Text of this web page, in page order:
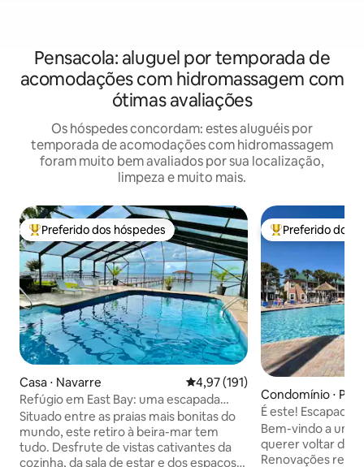
Pensacola: aluguel por temporada de
acomodações com hidromassagem com
ótimas avaliações
Os hóspedes concordam: estes aluguéis por
temporada de acomodações com hidromassagem
foram muito bem avaliados por sua localização,
limpeza e muito mais.
Entre os melhores preferidos dos hóspedes
Preferido dos hóspedes
Casa ⋅ Navarre 4,97 de uma avaliação média de
4,97 (191)
Refúgio em East Bay: uma escapada
privativa à beira-mar
Situado entre as praias mais bonitas do
mundo, este retiro à beira-mar tem
tudo. Desfrute de vistas cativantes da
cozinha, da sala de estar e dos espaços
Entre os
Preferido dos
Condomínio ⋅
É este! Escapada
Bem-vindo a um
querer voltar de
Renovações